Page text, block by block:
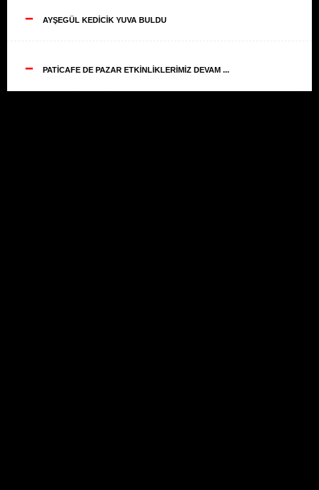
-- AYŞEGÜL KEDİCİK YUVA BULDU
-- PATİCAFE DE PAZAR ETKİNLİKLERİMİZ DEVAM ...